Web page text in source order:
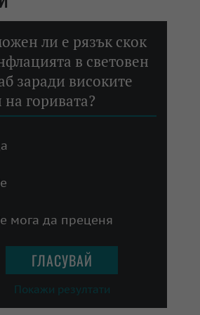
ли е рязък скок
в световен
заради високите
горивата?
мога да преценя
Покажи резултати